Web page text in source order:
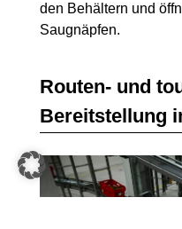
den Behältern und
Saugnäpfen.
Routen- und
Bereitstellung